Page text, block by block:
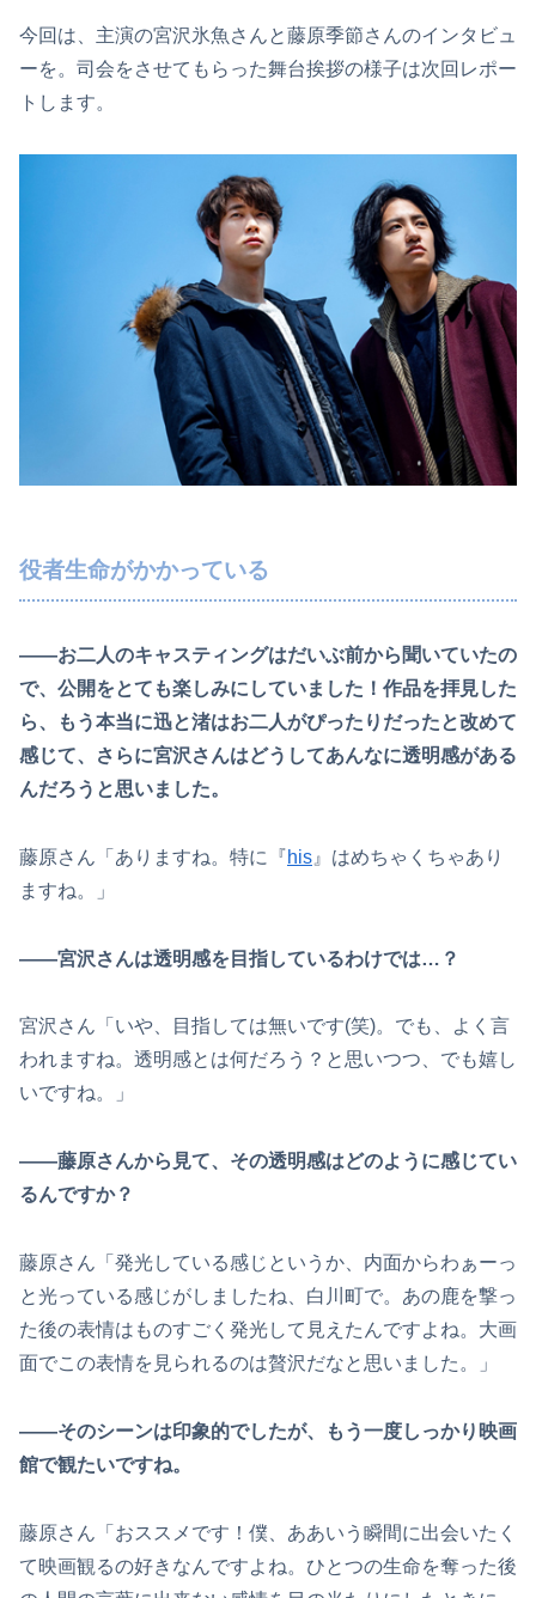
今回は、主演の宮沢氷魚さんと藤原季節さんのインタビュ
ーを。司会をさせてもらった舞台挨拶の様子は次回レポー
トします。
役者生命がかかっている
――お二人のキャスティングはだいぶ前から聞いていたの
で、公開をとても楽しみにしていました！作品を拝見した
ら、もう本当に迅と渚はお二人がぴったりだったと改めて
感じて、さらに宮沢さんはどうしてあんなに透明感がある
んだろうと思いました。
藤原さん「ありますね。特に『his 』はめちゃくちゃあり
ますね。」
――宮沢さんは透明感を目指しているわけでは…？
宮沢さん「いや、目指しては無いです(笑)。でも、よく言
われますね。透明感とは何だろう？と思いつつ、でも嬉し
いですね。」
――藤原さんから見て、その透明感はどのように感じてい
るんですか？
藤原さん「発光している感じというか、内面からわぁーっ
と光っている感じがしましたね、白川町で。あの鹿を撃っ
た後の表情はものすごく発光して見えたんですよね。大画
面でこの表情を見られるのは贅沢だなと思いました。」
――そのシーンは印象的でしたが、もう一度しっかり映画
館で観たいですね。
藤原さん「おススメです！僕、ああいう瞬間に出会いたく
て映画観るの好きなんですよね。ひとつの生命を奪った後